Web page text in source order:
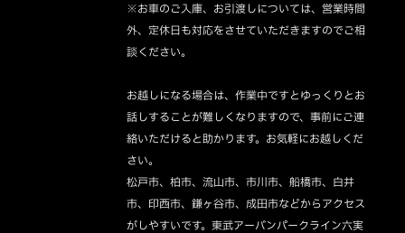
※お車のご入庫、お引渡しについては、営業時間
外、定休日も対応をさせていただきますのでご相
談ください。
お越しになる場合は、作業中ですとゆっくりとお
話しすることが難しくなりますので、事前にご連
絡いただけると助かります。お気軽にお越しくだ
さい。
松戸市、柏市、流山市、市川市、船橋市、白井
市、印西市、鎌ヶ谷市、成田市などからアクセス
がしやすいです。東武アーバンパークライン六実